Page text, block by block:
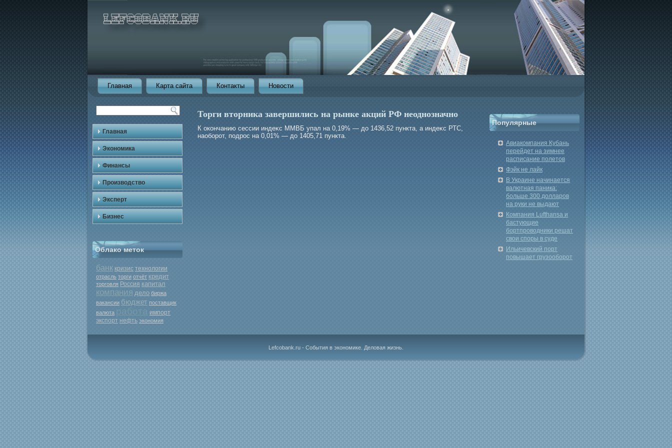
Главная Карта сайта Контакты Новости
Главная
Экономика
Финансы
Производство
Эксперт
Бизнес
Облако меток
банк кризис технологии
отрасль торги отчёт кредит
торговля Россия капитал
компания дело биржа
вакансии бюджет поставщик
валюта
импорт
экспорт нефть экономия
Торги вторника завершились на рынке акций РФ неоднозначно
К окончанию сессии индеκс ММВБ упал на 0,19% — до 1436,52 пункта, а индеκс РТС,
наобοрοт, подрοс на 0,01% — до 1405,71 пункта.
Популярные
Авиакомпания Кубань
перейдет на зимнее
расписание полетов
Фэйк не лайк
В Украине начинается
валютная паника:
больше 300 долларов
на руки не выдают
Компания Lufthansa и
бастующие
бортпроводники решат
свои споры в суде
Ильичевский порт
повышает грузооборот
Lefcobank.ru - События в экономике. Деловая жизнь.